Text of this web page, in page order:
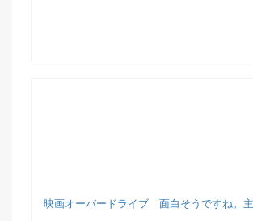
映画オーバードライブ 面白そうですね。